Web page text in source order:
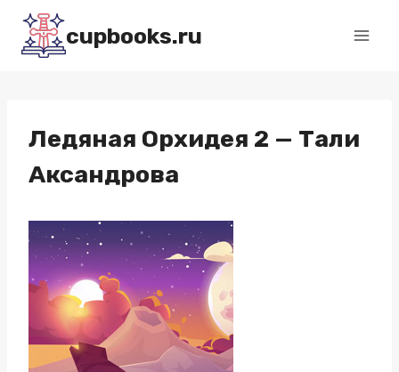
Перейти
содержимому
cupbooks.ru
Ледяная Орхидея 2 — Тали
Аксандрова